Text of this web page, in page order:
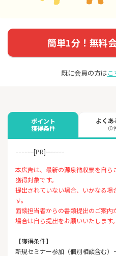
簡単1分！無料
既に会員の方は
ポイント
獲得条件
よくあ
（0
ｰｰｰｰｰｰ[PR]ｰｰｰｰｰｰ
本広告は、最新の源泉徴収票を自
獲得対象です。
提出されていない場合、いかなる
す。
面談担当者からの書類提出のご案
場合は自ら提出をお願いいたします。
【獲得条件】
新規セミナー参加（個別相談含む）